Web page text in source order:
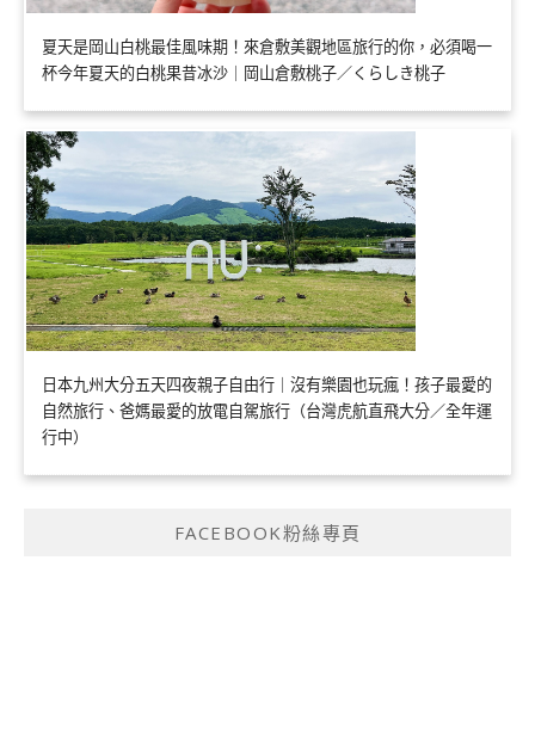
夏天是岡山白桃最佳風味期！來倉敷美觀地區旅行的你，必須喝一
杯今年夏天的白桃果昔冰沙｜岡山倉敷桃子／くらしき桃子
日本九州大分五天四夜親子自由行｜沒有樂園也玩瘋！孩子最愛的
自然旅行、爸媽最愛的放電自駕旅行（台灣虎航直飛大分／全年運
行中）
FACEBOOK粉絲專頁